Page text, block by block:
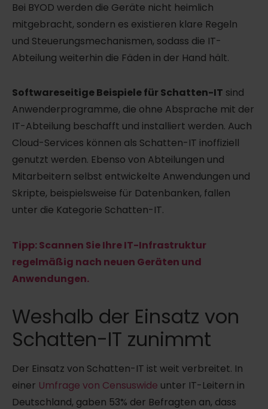
Bei BYOD werden die Geräte nicht heimlich
mitgebracht, sondern es existieren klare Regeln
und Steuerungsmechanismen, sodass die IT-
Abteilung weiterhin die Fäden in der Hand hält.
Softwareseitige Beispiele für Schatten-IT sind
Anwenderprogramme, die ohne Absprache mit der
IT-Abteilung beschafft und installiert werden. Auch
Cloud-Services können als Schatten-IT inoffiziell
genutzt werden. Ebenso von Abteilungen und
Mitarbeitern selbst entwickelte Anwendungen und
Skripte, beispielsweise für Datenbanken, fallen
unter die Kategorie Schatten-IT.
Tipp: Scannen Sie Ihre IT-Infrastruktur
regelmäßig nach neuen Geräten und
Anwendungen.
Weshalb der Einsatz von
Schatten-IT zunimmt
Der Einsatz von Schatten-IT ist weit verbreitet. In
einer Umfrage von Censuswide unter IT-Leitern in
Deutschland, gaben 53% der Befragten an, dass